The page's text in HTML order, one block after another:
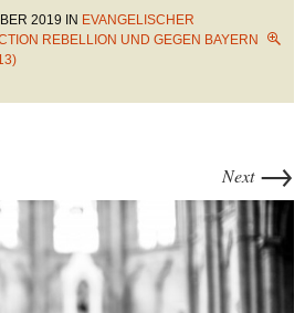
2019 IN EVANGELISCHER
REBELLION UND GEGEN BAYERN
Next →